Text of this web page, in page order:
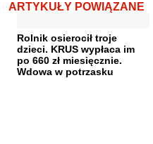
ARTYKUŁY POWIĄZANE
Rolnik osierocił troje
dzieci. KRUS wypłaca im
po 660 zł miesięcznie.
Wdowa w potrzasku